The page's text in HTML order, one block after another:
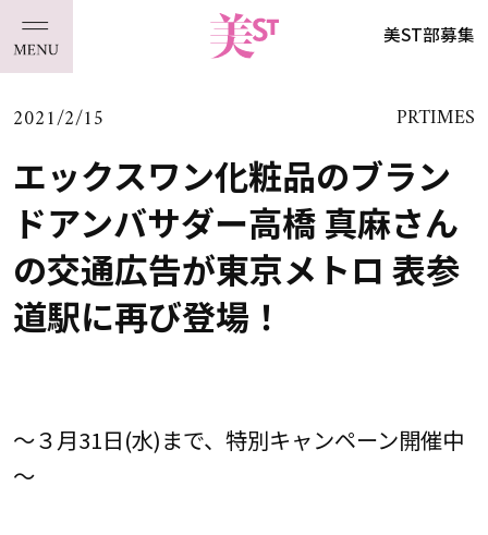
美ST部募集
2021/2/15 PRTIMES
エックスワン化粧品のブラン
ドアンバサダー高橋 真麻さん
の交通広告が東京メトロ 表参
道駅に再び登場！
～３月31日(水)まで、特別キャンペーン開催中
～